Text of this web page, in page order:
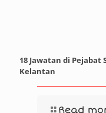
18 Jawatan di
Kelantan
Read